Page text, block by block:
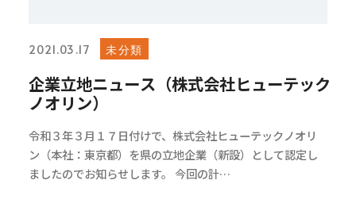
2021.03.17 未分類
企業立地ニュース（株式会社ヒューテック
ノオリン）
令和３年３月１７日付けで、株式会社ヒューテックノオリ
ン（本社：東京都）を県の立地企業（新設）として認定し
ましたのでお知らせします。 今回の計…